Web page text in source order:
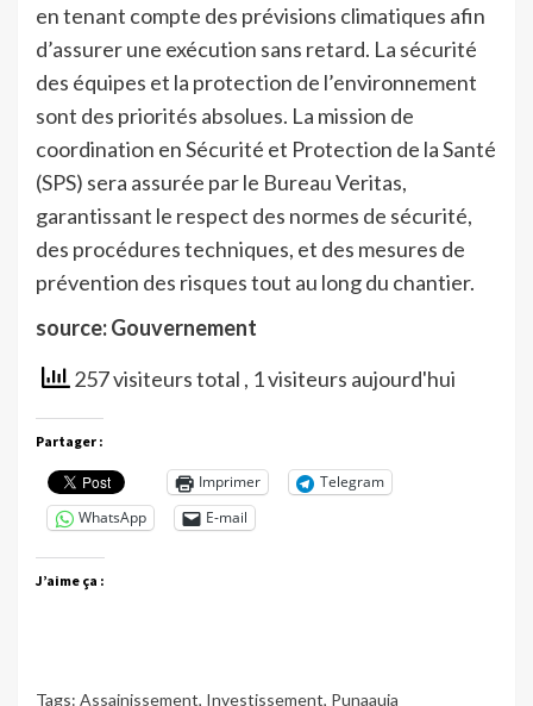
en tenant compte des prévisions climatiques afin
d’assurer une exécution sans retard. La sécurité
des équipes et la protection de l’environnement
sont des priorités absolues. La mission de
coordination en Sécurité et Protection de la Santé
(SPS) sera assurée par le Bureau Veritas,
garantissant le respect des normes de sécurité,
des procédures techniques, et des mesures de
prévention des risques tout au long du chantier.
source: Gouvernement
257 visiteurs total , 1 visiteurs aujourd'hui
Partager :
Imprimer
Telegram
WhatsApp
E-mail
J’aime ça :
Tags: Assainissement, Investissement, Punaauia